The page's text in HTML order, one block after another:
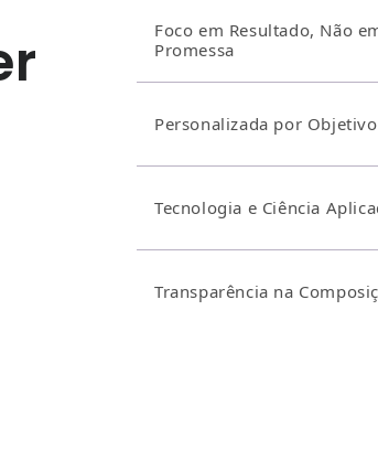
Foco em Resultado, Não
Promessa
Personalizada por Objetivo
Tecnologia e Ciência
Transparência na